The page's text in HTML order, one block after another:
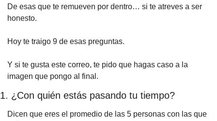
De esas que te remueven por dentro… si te atreves a ser
honesto.
Hoy te traigo 9 de esas preguntas.
Y si te gusta este correo, te pido que hagas caso a la
imagen que pongo al final.
1. ¿Con quién estás pasando tu tiempo?
Dicen que eres el promedio de las 5 personas con las que